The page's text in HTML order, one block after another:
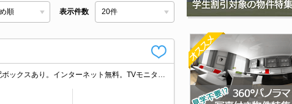
表示件数